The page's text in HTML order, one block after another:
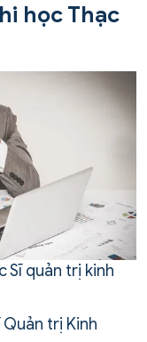
học Thạc
Sĩ quản trị kinh
trị Kinh